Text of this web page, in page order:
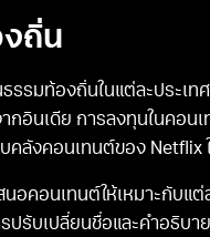
ถิ่น
มท้องถิ่นในแต่ละประเทศ
กอินเดีย การลงทุนในคอน
ลังคอนเทนต์ของ Netflix
อคอนเทนต์ให้เหมาะกับแต่
ปรับเปลี่ยนชื่อและคำอธิบ